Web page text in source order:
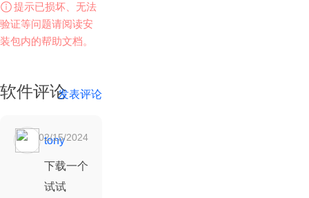
理您的系统来获得最
大的性能和释放自由
优化系统
空间，提升 Mac 的
性能。
解決所有类型的错误
提示已损坏、无法
验证等问题请阅读安
装包内的帮助文档。
软件评论发表评论
暂无评论tony
02/15/2024
下载一个
试试